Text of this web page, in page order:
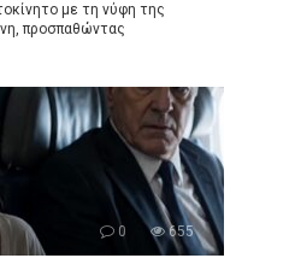
με τη νύφη της
προσπαθώντας
0 655